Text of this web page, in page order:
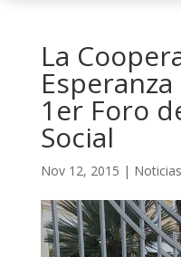
La
1er Foro
Social
Nov 12, 2015 | Noticias